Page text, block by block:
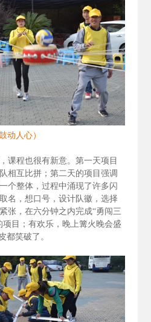
鼓动人心）
课程也很有新意。第一天项目
相互比拼；第二天的项目强调
个整体，过程中涌现了许多闪
名，想口号，设计队徽，选择
张，在六分钟之内完成“勇闯三
项目；有欢乐，晚上篝火晚会盛
都笑破了。